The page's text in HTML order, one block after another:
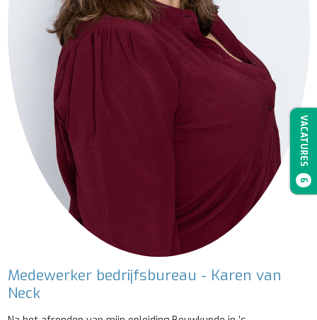
VACATURES
6
Medewerker bedrijfsbureau - Karen van
Neck